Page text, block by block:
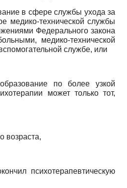
в сфере службы ухода за
медико-технической службы
Федерального закона
медико-технической
службе, или
по более узкой
может только тот,
возраста,
психотерапевтическую